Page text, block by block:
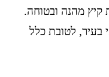
קיץ מהנה ובטוחה.
בעיר, לטובת כלל